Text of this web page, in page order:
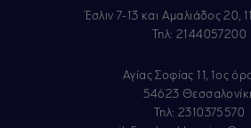
Έσλιν 7-13 και Αμαλιάδος 20,
Τηλ: 2144057200
Αγίας Σοφίας 11, 1ος
54623
Τηλ: 2310375570